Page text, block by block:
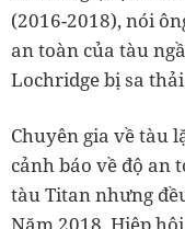
(2016-2018), nói
an toàn của tàu
Lochridge bị sa
Chuyên gia về tàu
cảnh báo về độ an
tàu Titan nhưng